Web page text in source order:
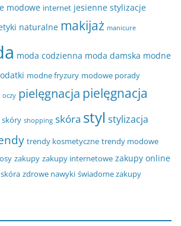
modowe internet jesienne stylizacje
naturalne makijaż manicure
moda codzienna moda damska modne
modne fryzury modowe porady
oczy pielęgnacja pielęgnacja
skóry shopping skóra styl stylizacja
trendy kosmetyczne trendy modowe
zakupy zakupy internetowe zakupy online
zdrowe nawyki świadome zakupy